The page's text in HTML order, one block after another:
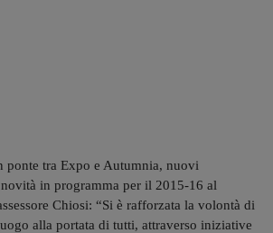
ponte tra Expo e Autumnia, nuovi
in programma per il 2015-16 al
Chiosi: “Si è rafforzata la volontà di
alla portata di tutti, attraverso iniziative